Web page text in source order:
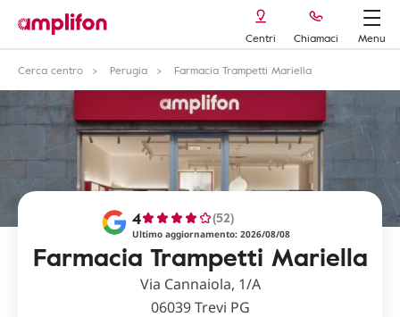
Centri Chiamaci
Menu
Cerca centro
Perugia Farmacia Trampetti Mariella
Farmacia Trampetti Mariella
4 (52)
Ultimo aggiornamento: 2026/08/08
Via Cannaiola, 1/A
06039 Trevi PG